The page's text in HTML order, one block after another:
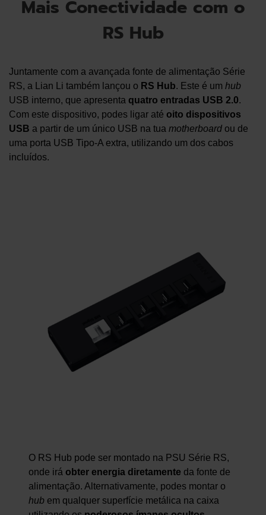
Mais Conectividade com o
RS Hub
Juntamente com a avançada fonte de alimentação Série
RS, a Lian Li também lançou o RS Hub. Este é um hub
USB interno, que apresenta quatro entradas USB 2.0.
Com este dispositivo, podes ligar até oito dispositivos
USB a partir de um único USB na tua motherboard ou de
uma porta USB Tipo-A extra, utilizando um dos cabos
incluídos.
O RS Hub pode ser montado na PSU Série RS,
onde irá obter energia diretamente da fonte de
alimentação. Alternativamente, podes montar o
hub em qualquer superfície metálica na caixa